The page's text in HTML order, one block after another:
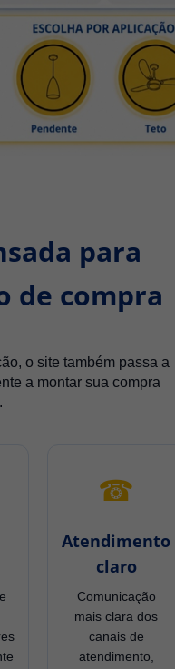
para
de compra
o site também passa a
a montar sua compra
☎
Atendimento
claro
Comunicação
mais clara dos
canais de
atendimento,